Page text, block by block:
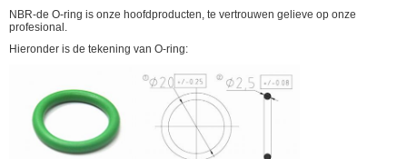
NBR-de O-ring is onze hoofdproducten, te vertrouwen gelieve op onze
profesional.
Hieronder is de tekening van O-ring: